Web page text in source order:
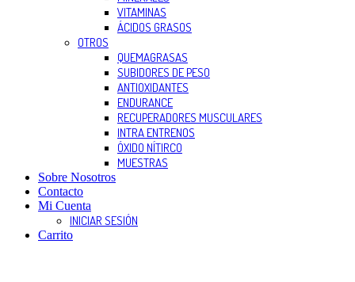
VITAMINAS
ÁCIDOS GRASOS
OTROS
QUEMAGRASAS
SUBIDORES DE PESO
ANTIOXIDANTES
ENDURANCE
RECUPERADORES MUSCULARES
INTRA ENTRENOS
ÓXIDO NÍTIRCO
MUESTRAS
Sobre Nosotros
Contacto
Mi Cuenta
INICIAR SESIÓN
Carrito